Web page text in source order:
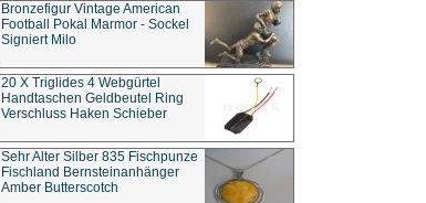
Bronzefigur Vintage American
Football Pokal Marmor - Sockel
Signiert Milo
20 X Triglides 4 Webgürtel
Handtaschen Geldbeutel Ring
Verschluss Haken Schieber
Sehr Alter Silber 835 Fischpunze
Fischland Bernsteinanhänger
Amber Butterscotch